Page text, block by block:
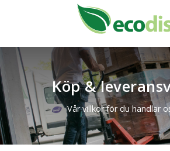
HEM
PRODUKTER
TJÄNSTER
OM ECODISK
Köp &
Vår villkor för du handlar